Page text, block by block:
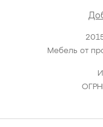
Мебель от